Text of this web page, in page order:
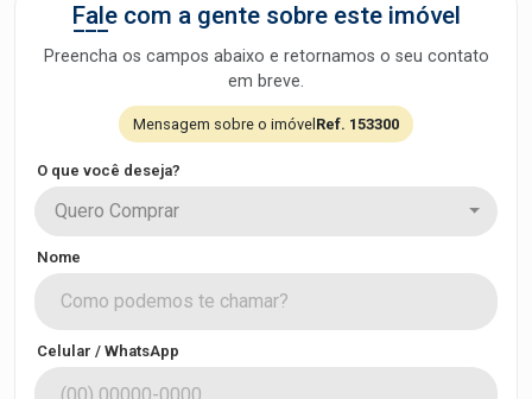
Fale com a gente sobre este imóvel
Preencha os campos abaixo e retornamos o seu contato
em breve.
Mensagem sobre o imóvel Ref. 153300
O que você deseja?
Quero Comprar
Nome
Celular / WhatsApp